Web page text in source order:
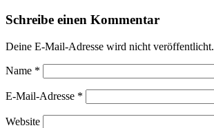
Schreibe einen Kommentar
Deine E-Mail-Adresse wird nicht veröffentlicht.
Name *
E-Mail-Adresse *
Website